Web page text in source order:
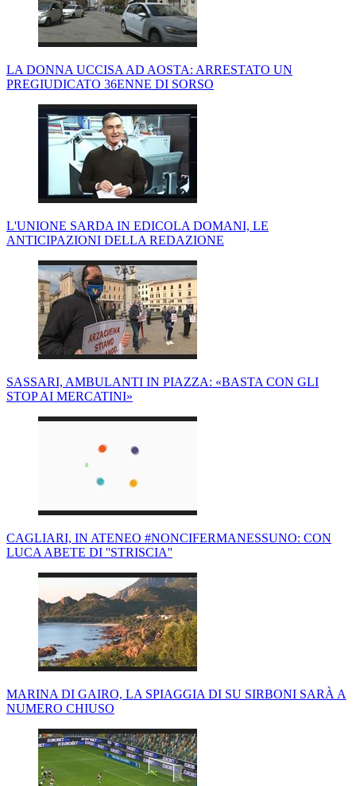
LA DONNA UCCISA AD AOSTA: ARRESTATO UN
PREGIUDICATO 36ENNE DI SORSO
L'UNIONE SARDA IN EDICOLA DOMANI, LE
ANTICIPAZIONI DELLA REDAZIONE
SASSARI, AMBULANTI IN PIAZZA: «BASTA CON GLI
STOP AI MERCATINI»
CAGLIARI, IN ATENEO #NONCIFERMANESSUNO: CON
LUCA ABETE DI ''STRISCIA''
MARINA DI GAIRO, LA SPIAGGIA DI SU SIRBONI SARÀ A
NUMERO CHIUSO